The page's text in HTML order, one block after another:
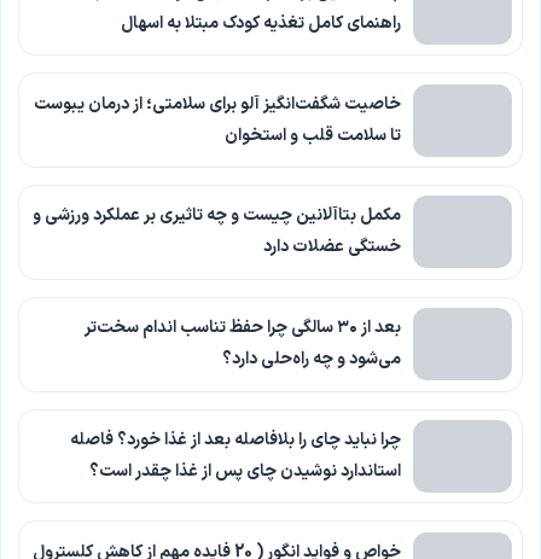
راهنمای کامل تغذیه کودک مبتلا به اسهال
خاصیت شگفت‌انگیز آلو برای سلامتی؛ از درمان یبوست
تا سلامت قلب و استخوان
مکمل بتاآلانین چیست و چه تاثیری بر عملکرد ورزشی و
خستگی عضلات دارد
بعد از ۳۰ سالگی چرا حفظ تناسب اندام سخت‌تر
می‌شود و چه راه‌حلی دارد؟
چرا نباید چای را بلافاصله بعد از غذا خورد؟ فاصله
استاندارد نوشیدن چای پس از غذا چقدر است؟
خواص و فواید انگور ( 20 فایده مهم از کاهش کلسترول